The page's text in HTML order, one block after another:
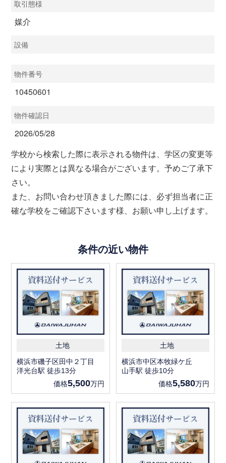
取引態様
媒介
設備
物件番号
10450601
物件確認日
2026/05/28
学校から検索した際に表示される物件は、学区の変更等
により実際とは異なる場合がございます。予めご了承下
さい。
また、お問い合わせ頂きました際には、必ず担当者に正
確な学校をご確認下さいます様、お願い申し上げます。
条件の近い物件
土地
横浜市磯子区田中２丁目
洋光台駅 徒歩13分
価格5,500万円
土地
横浜市中区本牧緑ケ丘
山手駅 徒歩10分
価格5,580万円